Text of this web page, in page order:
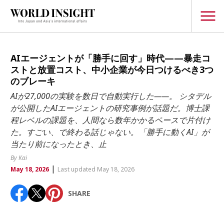
TOPICS
Interview
Japanese
Hiroshima
Politics
Security
Tech/Science
Society
Environment
AIエージェントが「勝手に回す」時代——暴走コ
ストと放置コスト、中小企業が今日つけるべき3つ
のブレーキ
AIが27,000の実験を数日で自動実行した——。 シタデル
が公開したAIエージェントの研究事例が話題だ。博士課
程レベルの課題を、人間なら数年かかるペースで片付け
た。すごい、で終わる話じゃない。「勝手に動くAI」が
当たり前になったとき、止
By Kai
May 18, 2026| Last updated May 18, 2026
SHARE
Popular keywords
Fukushimajapan globalization OHTANInootbaar
hachimura